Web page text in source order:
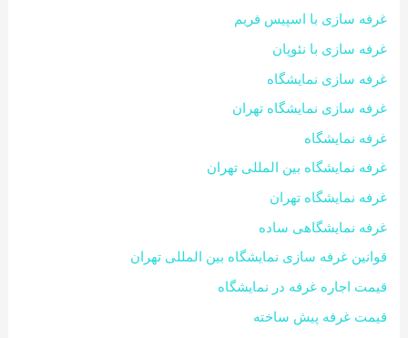
غرفه سازی با اسپیس فریم
غرفه سازی با نئوپان
غرفه سازی نمایشگاه
غرفه سازی نمایشگاه تهران
غرفه نمایشگاه
غرفه نمایشگاه بین المللی تهران
غرفه نمایشگاه تهران
غرفه نمایشگاهی ساده
قوانین غرفه سازی نمایشگاه بین المللی تهران
قیمت اجاره غرفه در نمایشگاه
قیمت غرفه پیش ساخته